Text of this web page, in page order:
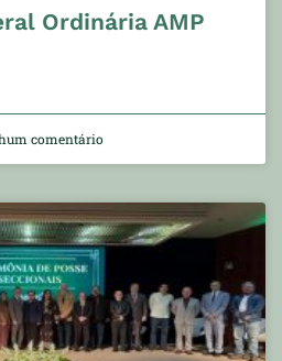
Ordinária AMP
comentário